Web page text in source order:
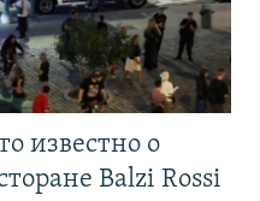
известно о
Balzi Rossi